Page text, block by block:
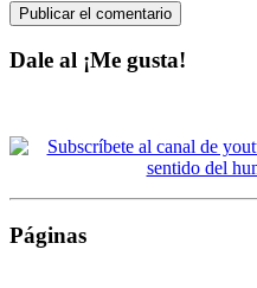
Dale al ¡Me gusta!
Páginas